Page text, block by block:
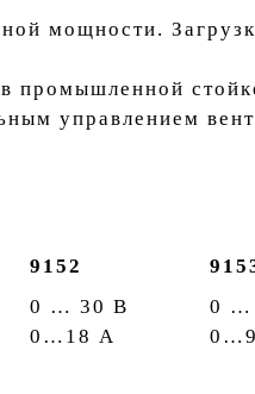
мощности.
промышленной
управлением
9152
0 … 30 В
0…18 A
0 …